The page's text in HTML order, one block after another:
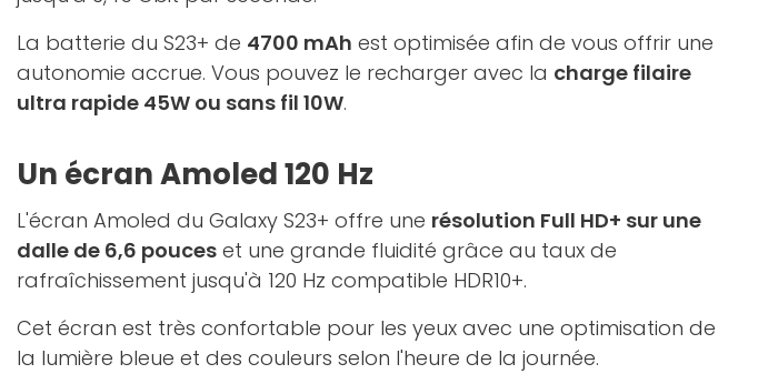
La batterie du S23+ de 4700 mAh est optimisée afin de vous offrir une
autonomie accrue. Vous pouvez le recharger avec la charge filaire
ultra rapide 45W ou sans fil 10W.
Un écran Amoled 120 Hz
L'écran Amoled du Galaxy S23+ offre une résolution Full HD+ sur une
dalle de 6,6 pouces et une grande fluidité grâce au taux de
rafraîchissement jusqu'à 120 Hz compatible HDR10+.
Cet écran est très confortable pour les yeux avec une optimisation de
la lumière bleue et des couleurs selon l'heure de la journée.